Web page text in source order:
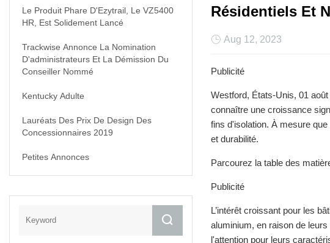
Le Produit Phare D'Ezytrail, Le VZ5400
HR, Est Solidement Lancé
Trackwise Annonce La Nomination
D'administrateurs Et La Démission Du
Conseiller Nommé
Kentucky Adulte
Lauréats Des Prix De Design Des
Concessionnaires 2019
Petites Annonces
Résidentiels.
Aug 12, 2023
Publicité
Westford, États-Unis, 01
connaître une croissance
fins d'isolation. À mesure
efficacité et durabilité.
Parcourez la table des
Publicité
L’intérêt croissant pour les
aluminium, en raison de
l'attention pour leurs